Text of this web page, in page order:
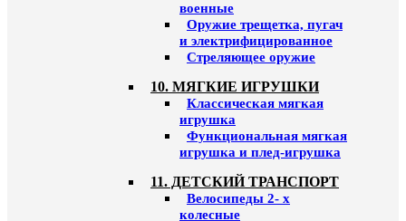
военные
Оружие трещетка, пугач
и электрифицированное
Стреляющее оружие
10. МЯГКИЕ ИГРУШКИ
Классическая мягкая
игрушка
Функциональная мягкая
игрушка и плед-игрушка
11. ДЕТСКИЙ ТРАНСПОРТ
Велосипеды 2- х
колесные